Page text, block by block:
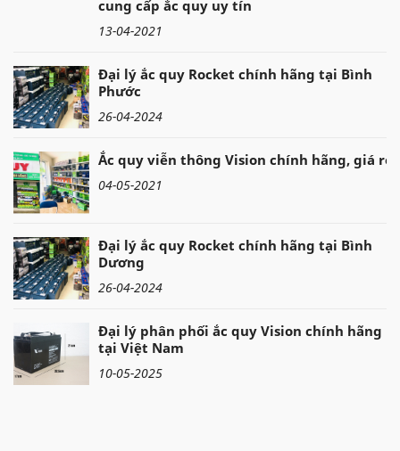
cung cấp ắc quy uy tín
13-04-2021
Đại lý ắc quy Rocket chính hãng tại Bình
Phước
26-04-2024
Ắc quy viễn thông Vision chính hãng, giá rẻ
04-05-2021
Đại lý ắc quy Rocket chính hãng tại Bình
Dương
26-04-2024
Đại lý phân phối ắc quy Vision chính hãng
tại Việt Nam
10-05-2025